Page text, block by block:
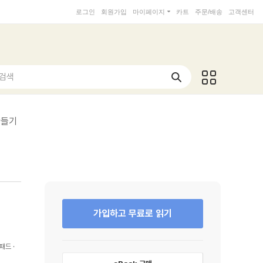
로그인 회원가입 마이페이지 카트 주문/배송 고객센터
색
기
드
가입하고 무료로 읽기